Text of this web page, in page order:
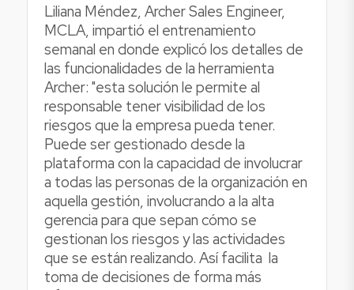
Liliana Méndez, Archer Sales Engineer,
MCLA, impartió el entrenamiento
semanal en donde explicó los detalles de
las funcionalidades de la herramienta
Archer: "esta solución le permite al
responsable tener visibilidad de los
riesgos que la empresa pueda tener.
Puede ser gestionado desde la
plataforma con la capacidad de involucrar
a todas las personas de la organización en
aquella gestión, involucrando a la alta
gerencia para que sepan cómo se
gestionan los riesgos y las actividades
que se están realizando. Así facilita la
toma de decisiones de forma más